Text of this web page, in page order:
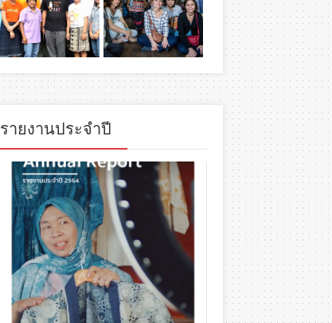
รายงานประจำปี